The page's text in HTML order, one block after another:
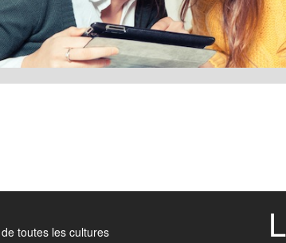
toutes les cultures L